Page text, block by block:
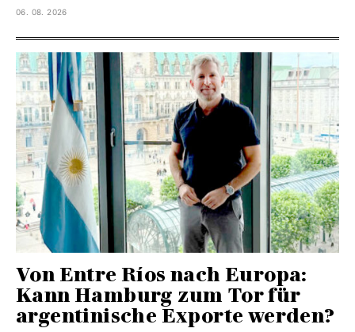
06. 08. 2026
Von Entre Ríos nach Europa:
Kann Hamburg zum Tor für
argentinische Exporte werden?